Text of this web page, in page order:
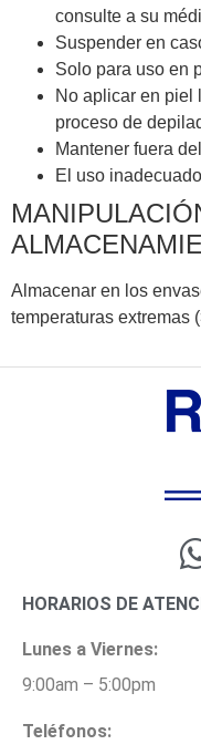
consulte a su
Suspender en
Solo para uso en
No aplicar en piel
proceso de
Mantener fuera
El uso
Almacenar en los
temperaturas extremas
HORARIOS DE
Lunes a Viernes:
9:00am – 5:00pm
Teléfonos: